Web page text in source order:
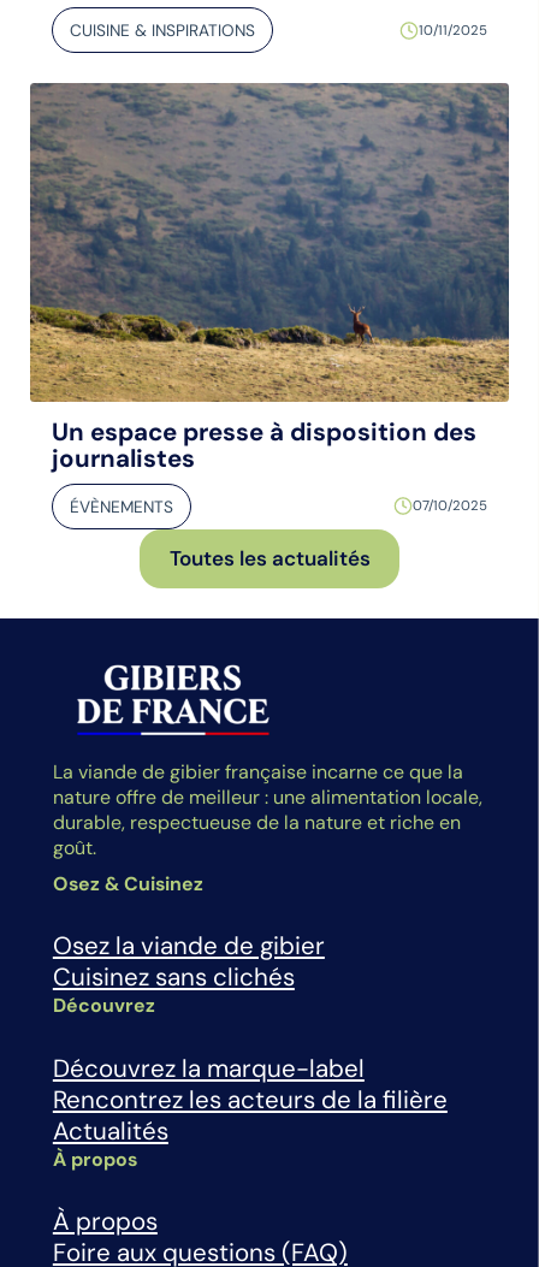
CUISINE & INSPIRATIONS 10/11/2025
Un espace presse à disposition des
journalistes
ÉVÈNEMENTS 07/10/2025
Toutes les actualités
La viande de gibier française incarne ce que la
nature offre de meilleur : une alimentation locale,
durable, respectueuse de la nature et riche en
goût.
Osez & Cuisinez
Osez la viande de gibier
Cuisinez sans clichés
Découvrez
Découvrez la marque-label
Rencontrez les acteurs de la filière
Actualités
À propos
À propos
Foire aux questions (FAQ)